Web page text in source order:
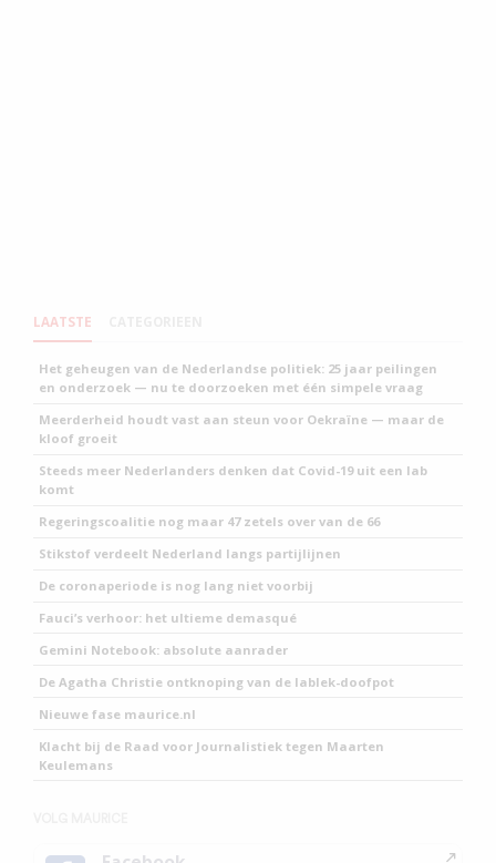
LAATSTE
Het geheugen van de Nederlandse politiek: 25 jaar peilingen
en onderzoek — nu te doorzoeken met één simpele vraag
Meerderheid houdt vast aan steun voor Oekraïne — maar de
kloof groeit
Steeds meer Nederlanders denken dat Covid-19 uit een lab
komt
Regeringscoalitie nog maar 47 zetels over van de 66
Stikstof verdeelt Nederland langs partijlijnen
De coronaperiode is nog lang niet voorbij
Fauci’s verhoor: het ultieme demasqué
Gemini Notebook: absolute aanrader
De Agatha Christie ontknoping van de lablek-doofpot
Nieuwe fase maurice.nl
Klacht bij de Raad voor Journalistiek tegen Maarten
Keulemans